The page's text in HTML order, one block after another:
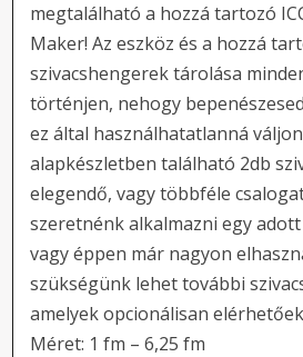
megtalálható a hozzá tartozó
Maker! Az eszköz és a hozzá
szivacshengerek tárolása
történjen, nehogy
ez által használhatatlanná
alapkészletben található 2db
elegendő, vagy többféle
szeretnénk alkalmazni egy
vagy éppen már nagyon
szükségünk lehet további
amelyek opcionálisan
Méret: 1 fm – 6,25 fm